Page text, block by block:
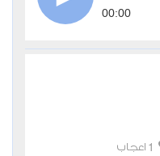
00:00
1 اعجاب